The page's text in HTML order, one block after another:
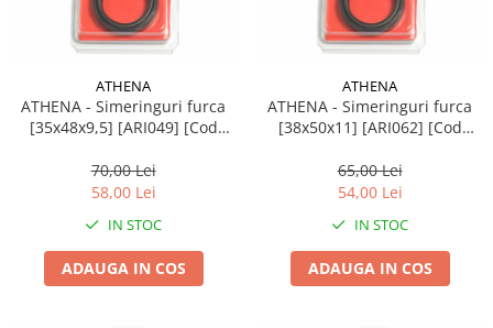
Suporti si placi prindere
ATHENA
ATHENA - Simeringuri furca
[35x48x9,5] [ARI049] [Cod
70,00 Lei
58,00 Lei
IN STOC
ADAUGA IN COS
ATHENA
ATHENA - Simeringuri furca
[38x50x11] [ARI062] [Cod
65,00 Lei
54,00 Lei
IN STOC
ADAUGA IN COS